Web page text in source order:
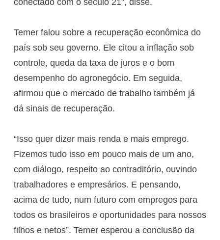
conectado com o século 21”, disse.
Temer falou sobre a recuperação econômica do
país sob seu governo. Ele citou a inflação sob
controle, queda da taxa de juros e o bom
desempenho do agronegócio. Em seguida,
afirmou que o mercado de trabalho também já
dá sinais de recuperação.
“Isso quer dizer mais renda e mais emprego.
Fizemos tudo isso em pouco mais de um ano,
com diálogo, respeito ao contraditório, ouvindo
trabalhadores e empresários. E pensando,
acima de tudo, num futuro com empregos para
todos os brasileiros e oportunidades para nossos
filhos e netos”. Temer esperou a conclusão da